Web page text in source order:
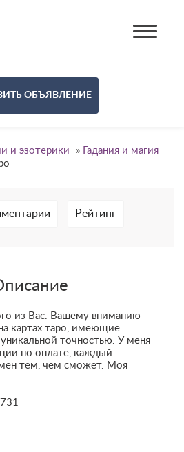
ОБЪЯВЛЕНИЕ
и эзотерики »
Гадания и магия
Рейтинг
из Вас. Вашему вниманию
картах таро, имеющие
уникальной точностью. У меня
по оплате, каждый
тем, чем сможет. Моя